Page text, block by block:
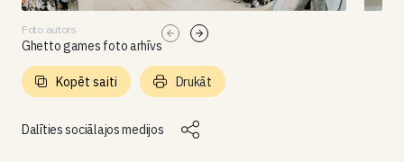
Foto autors
Ghetto games foto arhīvs
Dalīties sociālajos medijos
Kopēt saiti Drukāt